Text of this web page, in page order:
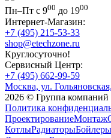
Пн–Пт с 900 до 1900
Интернет-Магазин:
+7 (495) 215-53-33
shop@etechzone.ru
Круглосуточно!
Сервисный Центр:
+7 (495) 662-99-59
Москва, ул.
2026 © Группа
Политика
ПроектированиеМонтаж
КотлыРадиаторыБойлеры